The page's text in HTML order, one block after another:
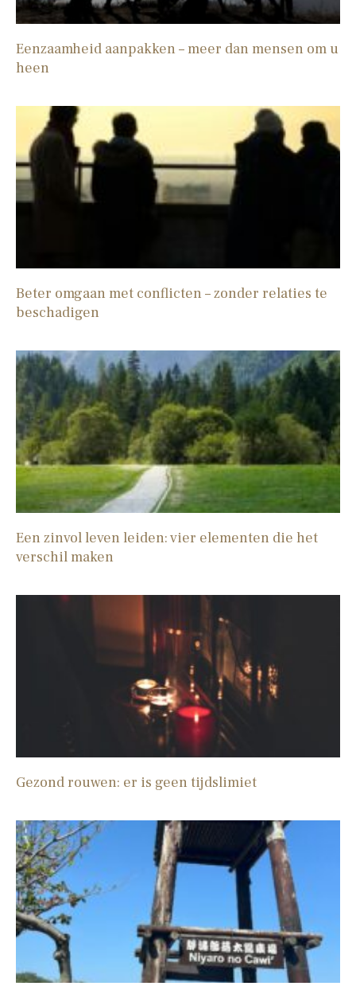
Eenzaamheid aanpakken – meer dan mensen om u
heen
Beter omgaan met conflicten – zonder relaties te
beschadigen
Een zinvol leven leiden: vier elementen die het
verschil maken
Gezond rouwen: er is geen tijdslimiet